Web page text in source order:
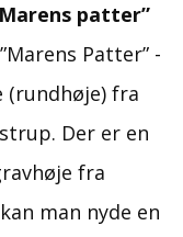
patter”
Patter” -
(rundhøje) fra
Der er en
fra
man nyde en